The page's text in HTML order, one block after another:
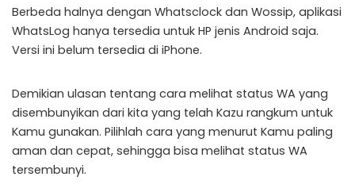
Berbeda halnya dengan Whatsclock dan Wossip, aplikasi
WhatsLog hanya tersedia untuk HP jenis Android saja.
Versi ini belum tersedia di iPhone.
Demikian ulasan tentang cara melihat status WA yang
disembunyikan dari kita yang telah Kazu rangkum untuk
Kamu gunakan. Pilihlah cara yang menurut Kamu paling
aman dan cepat, sehingga bisa melihat status WA
tersembunyi.